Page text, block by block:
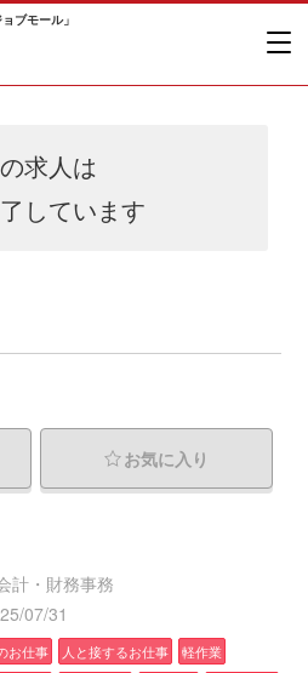
ブモール」
求人は
しています
お気に入り
計・財務事務
07/31
お仕事 人と接するお仕事
軽作業